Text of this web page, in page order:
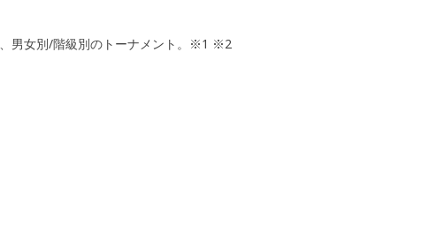
男女別/階級別のトーナメント。※1 ※2